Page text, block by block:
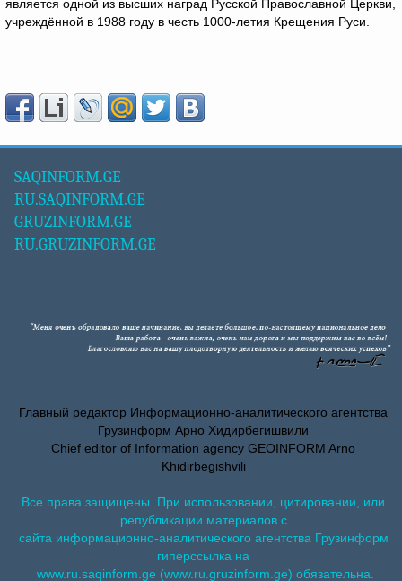
является одной из высших наград Русской Православной Церкви,
учреждённой в 1988 году в честь 1000-летия Крещения Руси.
SAQINFORM.GE
RU.SAQINFORM.GE
GRUZINFORM.GE
RU.GRUZINFORM.GE
Главный редактор Информационно-аналитического агентства
Грузинформ Арно Хидирбегишвили
Chief editor of Information agency GEOINFORM Arno
Khidirbegishvili
Все права защищены. При использовании, цитировании, или
републикации материалов с
сайта информационно-аналитического агентства Грузинформ
гиперссылка на
www.ru.saqinform.ge (www.ru.gruzinform.ge) обязательна.